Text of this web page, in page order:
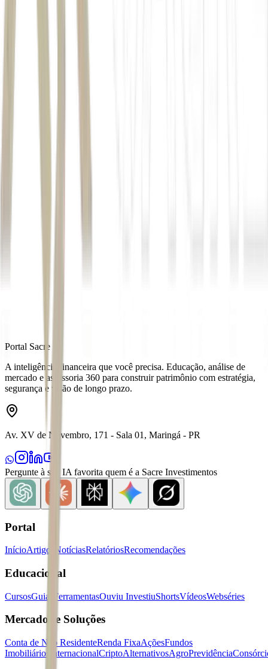
Portal Sacre
A inteligência financeira que você precisa. Educação, análise de
mercado e assessoria 360 para construir patrimônio com estratégia,
segurança e visão de longo prazo.
Av. XV de Novembro, 171 - Sala 01, Maringá - PR
Pergunte à sua IA favorita quem é a Sacre Investimentos
Portal
InícioArtigos NotíciasRelatóriosRecomendações
Educacional
CursosGuias FerramentasOuviu InvestiuShortsVídeosWebséries
Mercados e Soluções
Conta de Não ResidenteRenda FixaAçõesFundos
Imobiliários
InternacionalCriptoAlternativosAgroPrevidência